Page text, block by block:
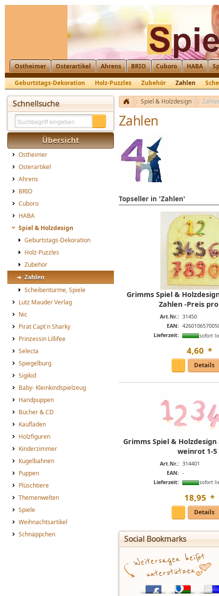
Ostheimer Osterartikel Ahrens BRIO Cuboro HABA
Geburtstags-Dekoration
Holz-Puzzles Zubehör Zahlen
Schnellsuche
Übersicht
Ostheimer
Osterartikel
Ahrens
BRIO
Cuboro
HABA
Spiel & Holzdesign
Geburtstags-Dekoration
Holz-Puzzles
Zubehör
Zahlen
Scheibentürme, Spiele
Lutz Mauder Verlag
Nic
Pirat Capt´n Sharky
Prinzessin Lillifee
Selecta
Spiegelburg
Sigikid
Baby- Kleinkindspielzeug
Handpuppen
Bücher & CD
Kaufladen
Holzfiguren
Kinderzimmer
Kugelbahnen
Puppen
Plüschtiere
Themenwelten
Spiele
Weihnachtsartikel
Schnäppchen
Spiel & Holzdesign
Zahlen
Topseller in 'Zahlen'
Grimms Spiel &
Zahlen -Preis
Art.Nr.: 31450
EAN:
Lieferzeit:
sofort
4,60 *
Details
Grimms Spiel &
weinrot 1-5
Art.Nr.: 314401
EAN: -
Lieferzeit:
sofort
18,95 *
Details
Social Bookmarks